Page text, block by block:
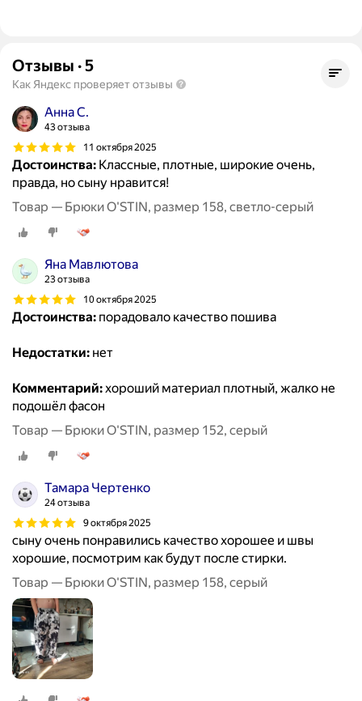
Отзывы ·5
Как Яндекс проверяет отзывы
Анна С.
43 отзыва
11 октября 2025
Достоинства: Классные, плотные, широкие очень,
правда, но сыну нравится!
Товар — Брюки O'STIN, размер 158, светло-серый
Яна Мавлютова
23 отзыва
10 октября 2025
Достоинства: порадовало качество пошива
Недостатки: нет
Комментарий:хороший материал плотный, жалко не
подошёл фасон
Товар — Брюки O'STIN, размер 152, серый
Тамара Чертенко
24 отзыва
9 октября 2025
сыну очень понравились качество хорошее и швы
хорошие, посмотрим как будут после стирки.
Товар — Брюки O'STIN, размер 158, серый